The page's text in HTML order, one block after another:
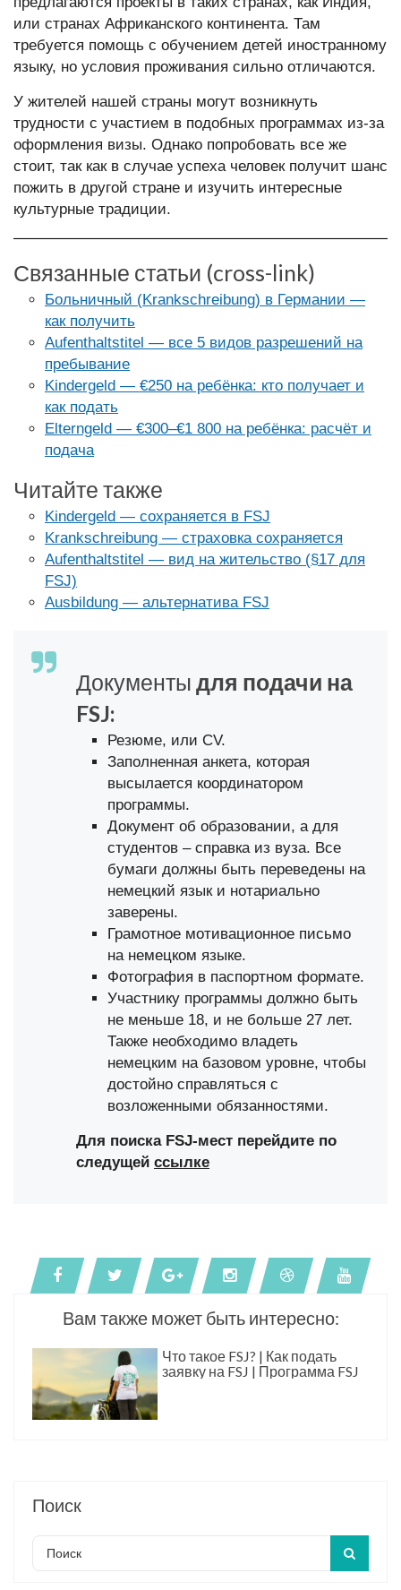
или странах Африканского континента. Там
требуется помощь с обучением детей иностранному
языку, но условия проживания сильно отличаются.
У жителей нашей страны могут возникнуть
трудности с участием в подобных программах из-за
оформления визы. Однако попробовать все же
стоит, так как в случае успеха человек получит шанс
пожить в другой стране и изучить интересные
культурные традиции.
Связанные статьи (cross-link)
Больничный (Krankschreibung) в Германии —
как получить
Aufenthaltstitel — все 5 видов разрешений на
пребывание
Kindergeld — €250 на ребёнка: кто получает и
как подать
Elterngeld — €300–€1 800 на ребёнка: расчёт и
подача
Читайте также
Kindergeld — сохраняется в FSJ
Krankschreibung — страховка сохраняется
Aufenthaltstitel — вид на жительство (§17 для
FSJ)
Ausbildung — альтернатива FSJ
Документы для подачи на
FSJ:
Резюме, или CV.
Заполненная анкета, которая
высылается координатором
программы.
Документ об образовании, а для
студентов – справка из вуза. Все
бумаги должны быть переведены на
немецкий язык и нотариально
заверены.
Грамотное мотивационное письмо
на немецком языке.
Фотография в паспортном формате.
Участнику программы должно быть
не меньше 18, и не больше 27 лет.
Также необходимо владеть
немецким на базовом уровне, чтобы
достойно справляться с
возложенными обязанностями.
Для поиска FSJ-мест перейдите по
следущей ссылке
Вам также может быть интересно:
Что такое FSJ? | Как подать
заявку на FSJ | Программа FSJ
Поиск